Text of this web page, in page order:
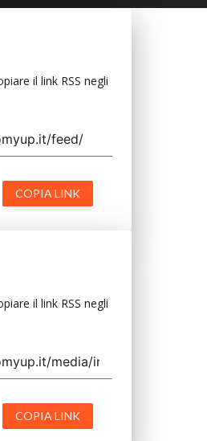
il link RSS negli
COPIA LINK
il link RSS negli
COPIA LINK